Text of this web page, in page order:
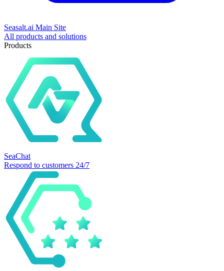
Seasalt.ai Main Site
All products and solutions
Products
SeaChat
Respond to customers 24/7